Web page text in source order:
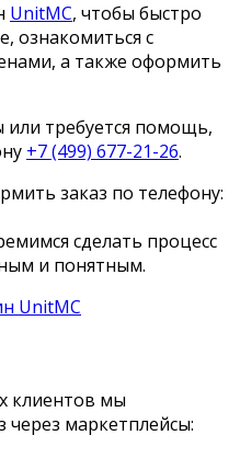
UnitMC, чтобы быстро
ознакомиться с
а также оформить
или требуется помощь,
+7 (499) 677-21-26.
заказ по телефону:
сделать процесс
и понятным.
UnitMC
клиентов мы
через маркетплейсы: